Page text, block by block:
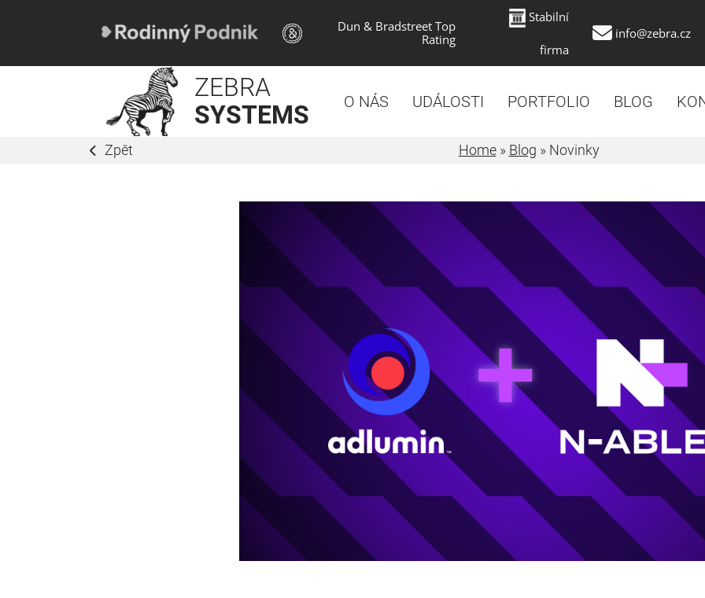
Dun & Bradstreet Top
Rating
Stabilní
firma
info@zebra.cz
ZEBRA
SYSTEMS
O NÁS UDÁLOSTI PORTFOLIO BLOG
Zpět Home» Blog » Novinky